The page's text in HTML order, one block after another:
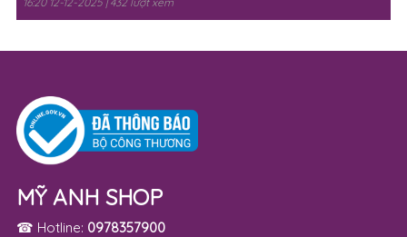
MỸ ANH SHOP
☎ Hotline: 0978357900